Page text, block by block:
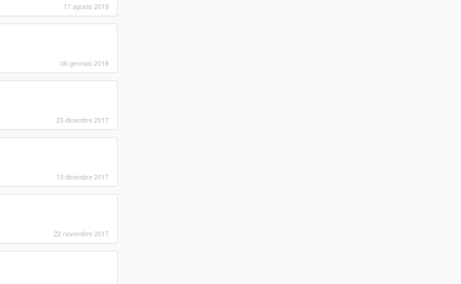
17 agosto 2019
06 gennaio 2018
23 dicembre 2017
13 dicembre 2017
22 novembre 2017